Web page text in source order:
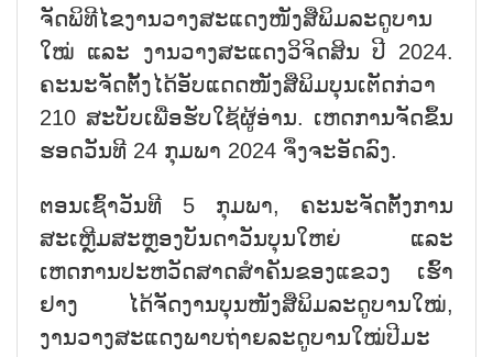
ຈັດພິທີໄຂງານວາງສະແດງໜັງສືພິມລະດູບານ
ໃໝ່ ແລະ ງານວາງສະແດງວິຈິດສິນ ປີ 2024.
ຄະນະຈັດຕັ້ງໄດ້ອັບແດດໜັງສືພິມບຸນເຕັດກ່ວາ
210 ສະບັບເພື່ອຮັບໃຊ້ຜູ້ອ່ານ. ເຫດການຈັດຂຶ້ນ
ຮອດວັນທີ 24 ກຸມພາ 2024 ຈຶ່ງຈະອັດລົງ.
ຕອນເຊົ້າວັນທີ 5 ກຸມພາ, ຄະນະຈັດຕັ້ງການ
ສະເຫຼີມສະຫຼອງບັນດາວັນບຸນໃຫຍ່ ແລະ
ເຫດການປະຫວັດສາດສຳຄັນຂອງແຂວງ ເຮົ້າ
ຢາງ ໄດ້ຈັດງານບຸນໜັງສືພິມລະດູບານໃໝ່,
ງານວາງສະແດງພາບຖ່າຍລະດູບານໃໝ່ປີມະ